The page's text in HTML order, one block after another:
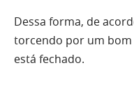
Dessa forma, de
torcendo por um
está fechado.